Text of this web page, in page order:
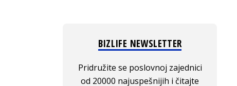
BIZLIFE NEWSLETTER
Pridružite se poslovnoj zajednici
od 20000 najuspešnijih i čitajte